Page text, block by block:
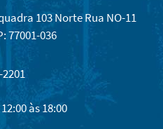
103 Norte Rua NO-11
77001-036
2201
às 18:00